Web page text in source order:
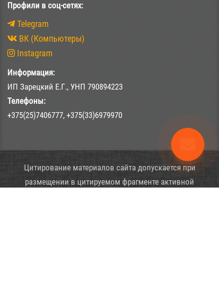
Профили в соц-сетях:
Telegram
ВК (Компьютеры)
Instagram
Информация:
ИП Зарецкий Е.Г., УНП 790894223
Телефоны:
+375(25)7406777, +375(33)6979970
Цитирование материалов сайта допускается при
размещении в цитируемом фрагменте активной